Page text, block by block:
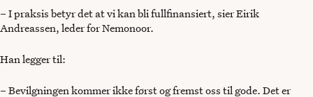
– I praksis betyr det at vi kan bli fullfinansiert, sier Eirik
Andreassen, leder for Nemonoor.
Han legger til:
– Bevilgningen kommer ikke først og fremst oss til gode. Det er